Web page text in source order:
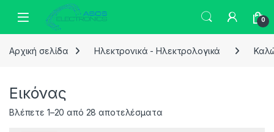
Skip to navigation
Skip to content
0
Αρχική σελίδα Ηλεκτρονικά - Ηλεκτρολογικά
Εικόνας
Βλέπετε 1–20 από 28 αποτελέσματαSorted by latest